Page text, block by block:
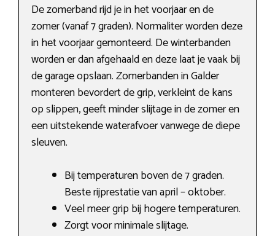
De zomerband rijd je in het voorjaar en de
zomer (vanaf 7 graden). Normaliter worden deze
in het voorjaar gemonteerd. De winterbanden
worden er dan afgehaald en deze laat je vaak bij
de garage opslaan. Zomerbanden in Galder
monteren bevordert de grip, verkleint de kans
op slippen, geeft minder slijtage in de zomer en
een uitstekende waterafvoer vanwege de diepe
sleuven.
Bij temperaturen boven de 7 graden.
Beste rijprestatie van april – oktober.
Veel meer grip bij hogere temperaturen.
Zorgt voor minimale slijtage.